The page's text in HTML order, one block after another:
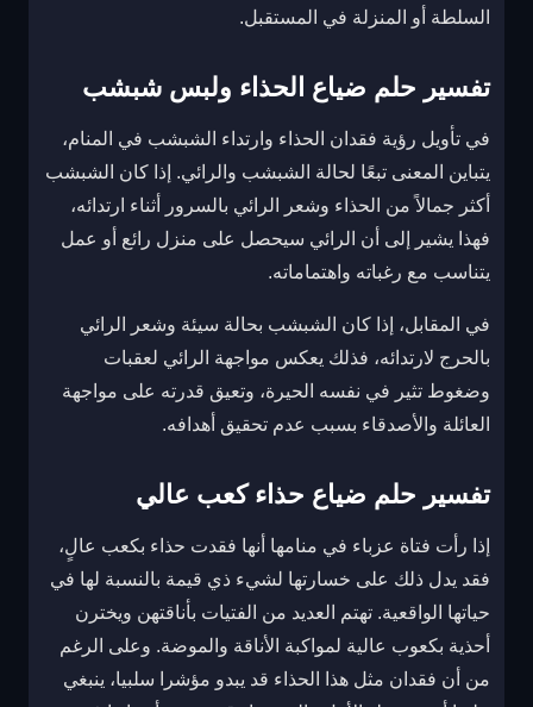
السلطة أو المنزلة في المستقبل.
تفسير حلم ضياع الحذاء ولبس شبشب
في تأويل رؤية فقدان الحذاء وارتداء الشبشب في المنام،
يتباين المعنى تبعًا لحالة الشبشب والرائي. إذا كان الشبشب
أكثر جمالاً من الحذاء وشعر الرائي بالسرور أثناء ارتدائه،
فهذا يشير إلى أن الرائي سيحصل على منزل رائع أو عمل
يتناسب مع رغباته واهتماماته.
في المقابل، إذا كان الشبشب بحالة سيئة وشعر الرائي
بالحرج لارتدائه، فذلك يعكس مواجهة الرائي لعقبات
وضغوط تثير في نفسه الحيرة، وتعيق قدرته على مواجهة
العائلة والأصدقاء بسبب عدم تحقيق أهدافه.
تفسير حلم ضياع حذاء كعب عالي
إذا رأت فتاة عزباء في منامها أنها فقدت حذاء بكعب عالٍ،
فقد يدل ذلك على خسارتها لشيء ذي قيمة بالنسبة لها في
حياتها الواقعية. تهتم العديد من الفتيات بأناقتهن ويخترن
أحذية بكعوب عالية لمواكبة الأناقة والموضة. وعلى الرغم
من أن فقدان مثل هذا الحذاء قد يبدو مؤشرا سلبيا، ينبغي